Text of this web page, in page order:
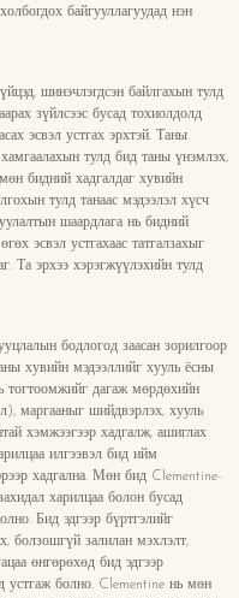
байгууллагуудад нэн
шинэчлэгдсэн байлгахын тулд
зүйлсээс бусад тохиолдолд
эсвэл устгах эрхтэй. Таны
тулд бид таны үнэмлэх,
бидний хадгалдаг хувийн
тулд танаас мэдээлэл хүсч
шаардлага нь бидний
эсвэл устгахаас татгалзахыг
Та эрхээ хэрэгжүүлэхийн тулд
бодлогод заасан зорилгоор
хувийн мэдээллийг хууль ёсны
тогтоомжийг дагаж мөрдөхийн
маргааныг шийдвэрлэх, хууль
хэмжээгээр хадгалж, ашиглах
илгээвэл бид ийм
хадгална. Мөн бид Clementine-
харилцаа болон бусад
Бид эдгээр бүртгэлийг
болзошгүй залилан мэхлэлт,
өнгөрөхөд бид эдгээр
устгаж болно. Clementine нь мөн